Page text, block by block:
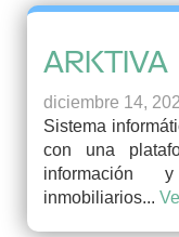
ARKTIVA
diciembre 14,
Sistema
con una
información
inmobiliarios...